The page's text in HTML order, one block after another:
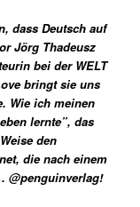
dass Deutsch auf
Jörg Thadeusz
bei der WELT
bringt sie uns
Wie ich meinen
lernte”, das
den
die nach einem
@penguinverlag!